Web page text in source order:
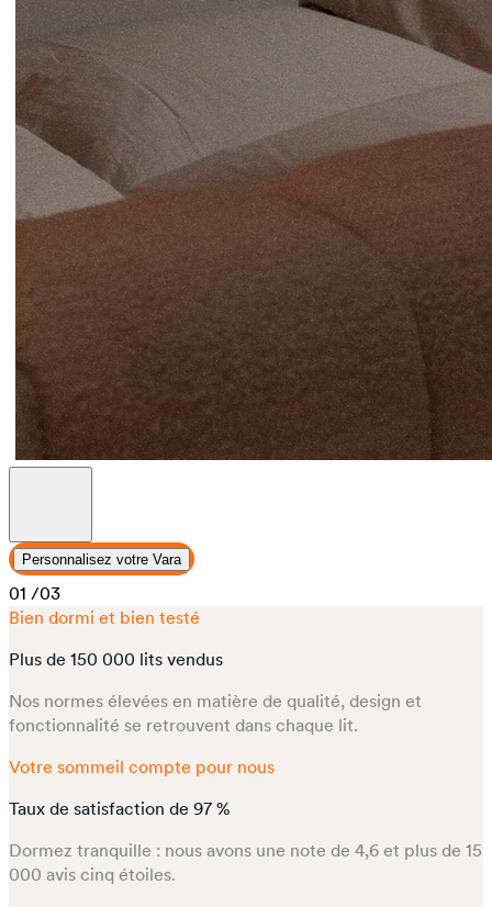
Personnalisez votre Vara
01 /03
Bien dormi et bien testé
Plus de 150 000 lits vendus
Nos normes élevées en matière de qualité, design et
fonctionnalité se retrouvent dans chaque lit.
Votre sommeil compte pour nous
Taux de satisfaction de 97 %
Dormez tranquille : nous avons une note de 4,6 et plus de 15
000 avis cinq étoiles.